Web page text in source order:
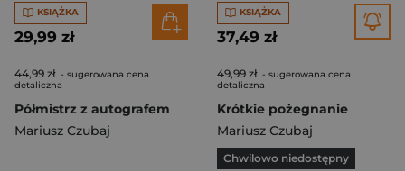
KSIĄŻKA
29,99 zł
44,99 zł - sugerowana cena
detaliczna
Półmistrz z autografem
Mariusz Czubaj
KSIĄŻKA
37,49 zł
49,99 zł - sugerowana cena
detaliczna
Krótkie pożegnanie
Mariusz Czubaj
Chwilowo niedostępny